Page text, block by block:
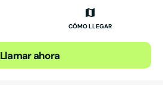
CÓMO LLEGAR
Llamar ahora